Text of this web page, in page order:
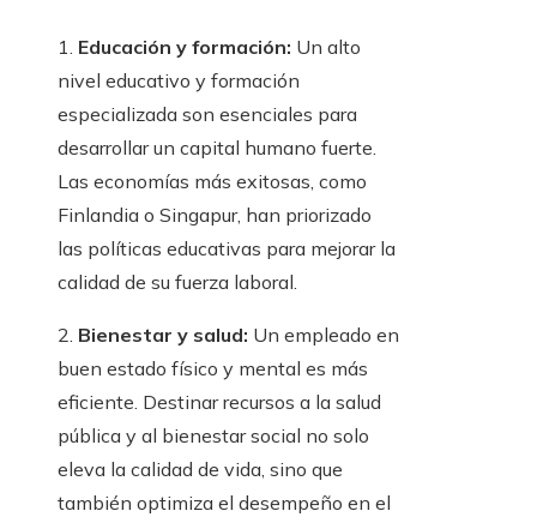
1. Educación y formación: Un alto
nivel educativo y formación
especializada son esenciales para
desarrollar un capital humano fuerte.
Las economías más exitosas, como
Finlandia o Singapur, han priorizado
las políticas educativas para mejorar la
calidad de su fuerza laboral.
2. Bienestar y salud: Un empleado en
buen estado físico y mental es más
eficiente. Destinar recursos a la salud
pública y al bienestar social no solo
eleva la calidad de vida, sino que
también optimiza el desempeño en el